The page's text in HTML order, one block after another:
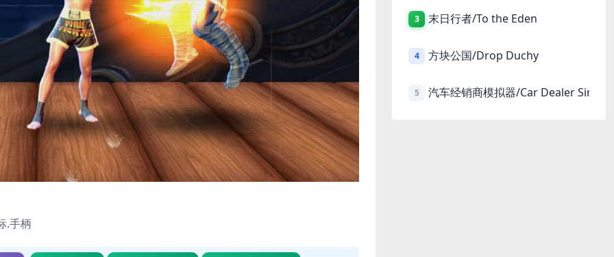
.手柄
3 末日行者/To the Eden
4 方块公国/Drop Duchy
5 汽车经销商模拟器/Car Dealer